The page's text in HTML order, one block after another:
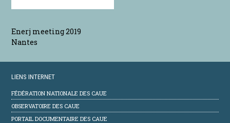
Enerj meeting 2019
Nantes
LIENS INTERNET
FÉDÉRATION NATIONALE DES CAUE
OBSERVATOIRE DES CAUE
PORTAIL DOCUMENTAIRE DES CAUE